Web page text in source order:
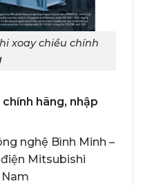
xoay chiều chính
hãng, nhập
nghệ Bình Minh –
Mitsubishi